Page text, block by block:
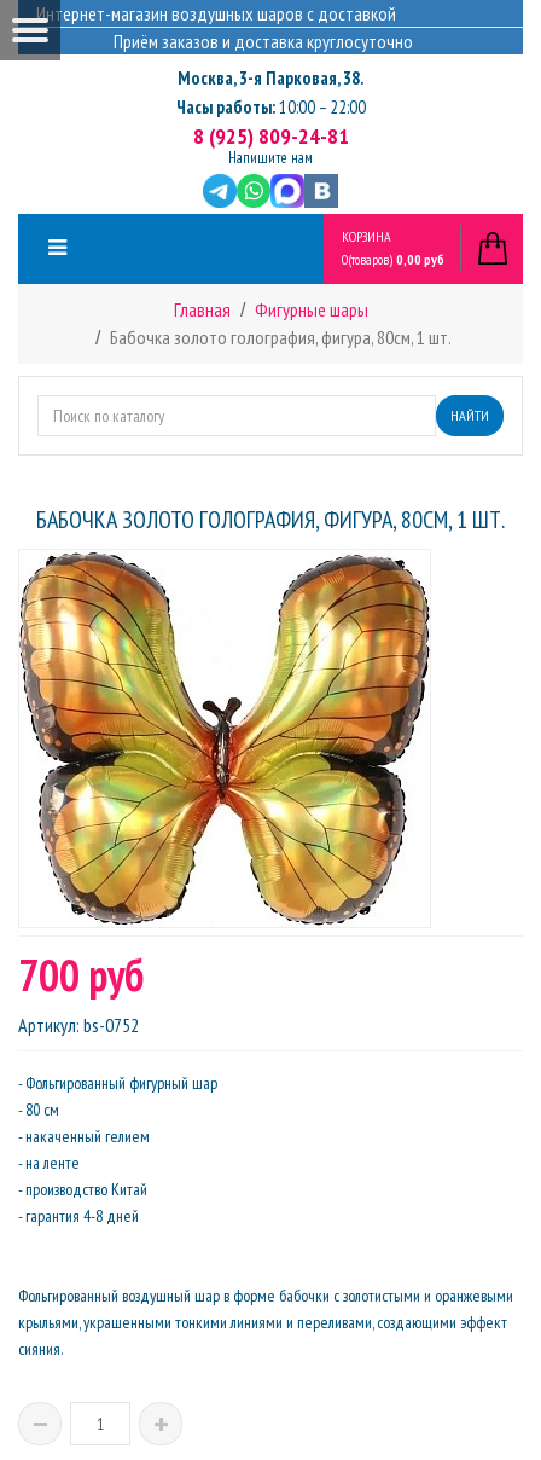
Интернет-магазин воздушных шаров с доставкой
Приём заказов и доставка круглосуточно
Москва,3-я Парковая, 38.
Часы работы:10:00 – 22:00
8 (925) 809-24-81
Напишите нам
КОРЗИНА
0(товаров) 0,00 руб
Главная
Фигурные шары
Бабочка золото голография, фигура, 80см, 1 шт.
НАЙТИ
БАБОЧКА ЗОЛОТО ГОЛОГРАФИЯ, ФИГУРА, 80СМ, 1 ШТ.
700 руб
Артикул: bs-0752
- Фольгированный фигурный шар
- 80 см
- накаченный гелием
- на ленте
- производство Китай
- гарантия 4-8 дней
Фольгированный воздушный шар в форме бабочки с золотистыми и оранжевыми
крыльями, украшенными тонкими линиями и переливами, создающими эффект
сияния.